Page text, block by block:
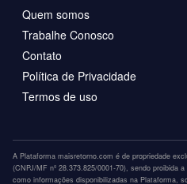
Quem somos
Trabalhe Conosco
Contato
Política de Privacidade
Termos de uso
A Plataforma maisretorno.com é de propriedade
(CNPJ/MF nº 28.373.825/0001-70), sendo proibida
como informações disponibilizadas na Plataforma,